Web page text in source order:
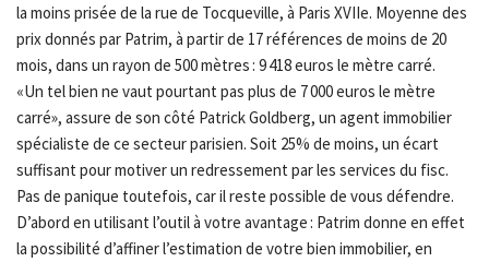
la moins prisée de la rue de Tocqueville, à Paris XVIIe. Moyenne des
prix donnés par Patrim, à partir de 17 références de moins de 20
mois, dans un rayon de 500 mètres : 9 418 euros le mètre carré.
«Un tel bien ne vaut pourtant pas plus de 7 000 euros le mètre
carré», assure de son côté Patrick Goldberg, un agent immobilier
spécialiste de ce secteur parisien. Soit 25% de moins, un écart
suffisant pour motiver un redressement par les services du fisc.
Pas de panique toutefois, car il reste possible de vous défendre.
D’abord en utilisant l’outil à votre avantage : Patrim donne en effet
la possibilité d’affiner l’estimation de votre bien immobilier, en